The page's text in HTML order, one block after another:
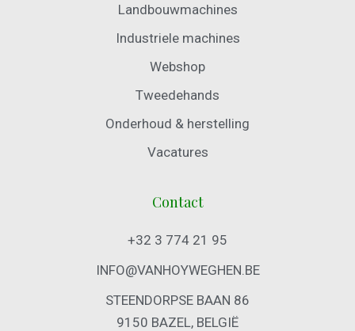
Landbouwmachines
Industriele machines
Webshop
Tweedehands
Onderhoud & herstelling
Vacatures
Contact
+32 3 774 21 95
INFO@VANHOYWEGHEN.BE
STEENDORPSE BAAN 86
9150 BAZEL, BELGIË